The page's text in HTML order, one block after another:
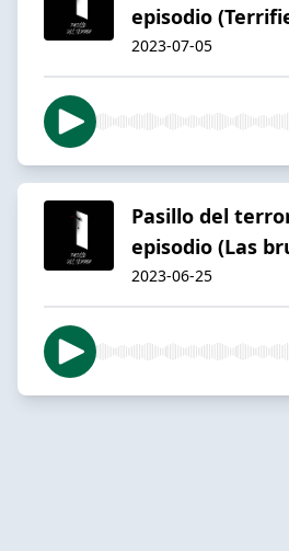
episodio
2023-07-05
Pasillo del
episodio (Las
2023-06-25